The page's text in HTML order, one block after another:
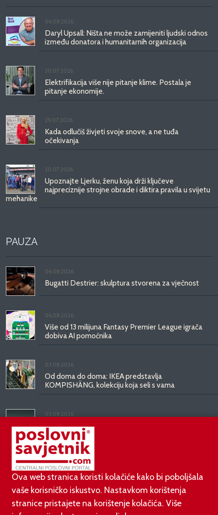
06.08.2026.
Daryl Upsall: Ništa ne može zamijeniti ljudski odnos
između donatora i humanitarnih organizacija
30.07.2026.
Elektrifikacija više nije pitanje klime. Postala je
pitanje ekonomije.
29.07.2026.
Kada odlučiš živjeti svoje snove, a ne tuđa
očekivanja
20.07.2026.
Upoznajte Ljerku, ženu koja drži ključeve
najpreciznije strojne obrade i diktira pravila u svijetu
mehanike
PAUZA
06.08.2026.
Bugatti Destrier: skulptura stvorena za vječnost
06.08.2026.
Više od 13 milijuna Fantasy Premier League igrača
dobiva AI pomoćnika
03.08.2026.
Od doma do doma: IKEA predstavlja
KOMPISHÄNG, kolekciju koja seli s vama
03.08.2026.
Kineski BYD predstavio luksuznu limuzinu veću od
Mercedesove S-klase, obećava domet do 1.000
kilometara
Ova web stranica koristi kolačiće kako bi poboljšala
vaše korisničko iskustvo. Nastavkom korištenja
stranice pristajete na korištenje kolačića. Više